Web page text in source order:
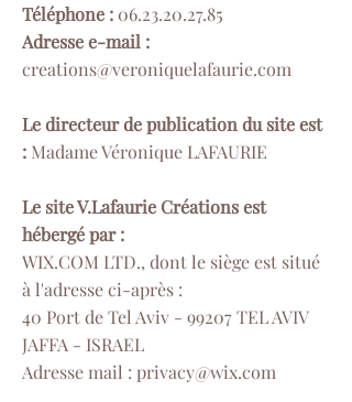
Téléphone : 06.23.20.27.85
Adresse e-mail :
creations@veroniquelafaurie.com
Le directeur de publication du site est
: Madame Véronique LAFAURIE
Le site V.Lafaurie Créations est
hébergé par :
WIX.COM LTD., dont le siège est situé
à l'adresse ci-après :
40 Port de Tel Aviv - 99207 TEL AVIV
JAFFA - ISRAEL
Adresse mail : privacy@wix.com